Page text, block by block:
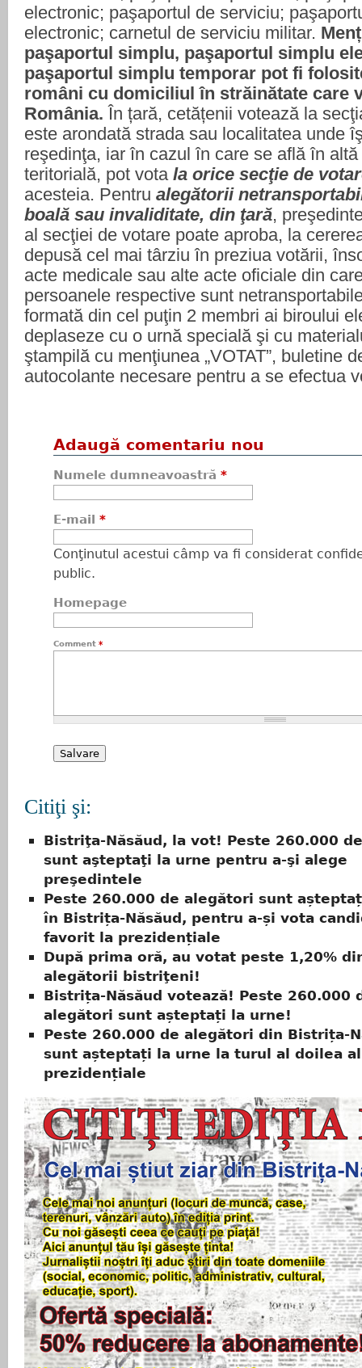
electronic; paşaportul de serviciu;
electronic; carnetul de serviciu militar.
paşaportul simplu, paşaportul simplu
paşaportul simplu temporar pot fi
români cu domiciliul în străinătate care
România.În țară, cetățenii votează la
este arondată strada sau localitatea unde
reşedinţa, iar în cazul în care se află în
teritorială, pot vota la orice secţie de
acesteia. Pentru alegătorii
boală sau invaliditate, din ţară,
al secţiei de votare poate aproba, la
depusă cel mai târziu în preziua votării,
acte medicale sau alte acte oficiale din
persoanele respective sunt
formată din cel puţin 2 membri ai biroului
deplaseze cu o urnă specială şi cu
ştampilă cu menţiunea „VOTAT”, buletine
autocolante necesare pentru a se efectua
Adaugă comentariu nou
Numele dumneavoastră *
E-mail *
Conţinutul acestui câmp va fi considerat
public.
Homepage
Comment *
Citiţi şi:
Bistriţa-Năsăud, la vot! Peste 260.000
sunt aşteptaţi la urne pentru a-şi alege
preşedintele
Peste 260.000 de alegători sunt
în Bistrița-Năsăud, pentru a-și vota
favorit la prezidențiale
După prima oră, au votat peste 1,20%
alegătorii bistriţeni!
Bistrița-Năsăud votează! Peste 260.000
alegători sunt așteptați la urne!
Peste 260.000 de alegători din Bistrița-
sunt așteptați la urne la turul al doilea
prezidențiale